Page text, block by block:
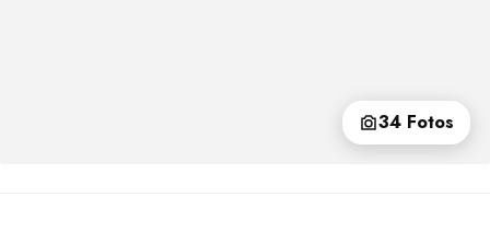
34 Fotos